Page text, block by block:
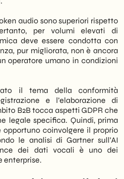
audio sono superiori rispetto
per volumi elevati di
deve essere condotta con
pur migliorata, non è ancora
operatore umano in condizioni
il tema della conformità
e l’elaborazione di
B2B tocca aspetti GDPR che
legale specifica. Quindi, prima
opportuno coinvolgere il proprio
le analisi di Gartner sull’AI
dei dati vocali è uno dei
enterprise.